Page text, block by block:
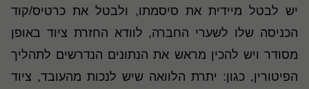
יש לבטל מיידית את סיסמתו, ולבטל את כרטיס/קוד
הכניסה שלו לשערי החברה, לוודא החזרת ציוד באופן
מסודר ויש להכין מראש את הנתונים הנדרשים לתהליך
הפיטורין, כגון: יתרת הלוואה שיש לנכות מהעובד, ציוד